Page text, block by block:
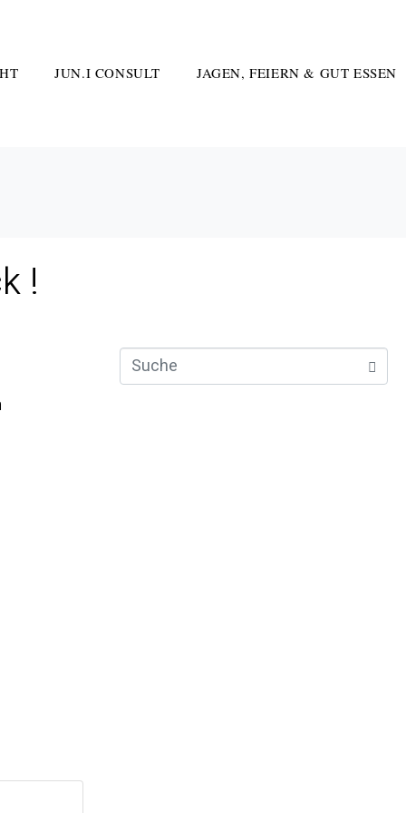
JUN.I CONSULT JAGEN, FEIERN & GUT ESSEN
!